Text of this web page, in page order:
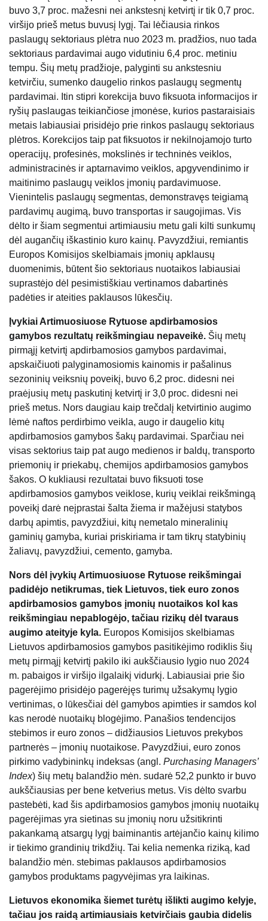
buvo 3,7 proc. mažesni nei ankstesnį ketvirtį ir tik 0,7 proc.
viršijo prieš metus buvusį lygį. Tai lėčiausia rinkos
paslaugų sektoriaus plėtra nuo 2023 m. pradžios, nuo tada
sektoriaus pardavimai augo vidutiniu 6,4 proc. metiniu
tempu. Šių metų pradžioje, palyginti su ankstesniu
ketvirčiu, sumenko daugelio rinkos paslaugų segmentų
pardavimai. Itin stipri korekcija buvo fiksuota informacijos ir
ryšių paslaugas teikiančiose įmonėse, kurios pastaraisiais
metais labiausiai prisidėjo prie rinkos paslaugų sektoriaus
plėtros. Korekcijos taip pat fiksuotos ir nekilnojamojo turto
operacijų, profesinės, mokslinės ir techninės veiklos,
administracinės ir aptarnavimo veiklos, apgyvendinimo ir
maitinimo paslaugų veiklos įmonių pardavimuose.
Vienintelis paslaugų segmentas, demonstravęs teigiamą
pardavimų augimą, buvo transportas ir saugojimas. Vis
dėlto ir šiam segmentui artimiausiu metu gali kilti sunkumų
dėl augančių iškastinio kuro kainų. Pavyzdžiui, remiantis
Europos Komisijos skelbiamais įmonių apklausų
duomenimis, būtent šio sektoriaus nuotaikos labiausiai
suprastėjo dėl pesimistiškiau vertinamos dabartinės
padėties ir ateities paklausos lūkesčių.
Įvykiai Artimuosiuose Rytuose apdirbamosios
gamybos rezultatų reikšmingiau nepaveikė. Šių metų
pirmąjį ketvirtį apdirbamosios gamybos pardavimai,
apskaičiuoti palyginamosiomis kainomis ir pašalinus
sezoninių veiksnių poveikį, buvo 6,2 proc. didesni nei
praėjusių metų paskutinį ketvirtį ir 3,0 proc. didesni nei
prieš metus. Nors daugiau kaip trečdalį ketvirtinio augimo
lėmė naftos perdirbimo veikla, augo ir daugelio kitų
apdirbamosios gamybos šakų pardavimai. Sparčiau nei
visas sektorius taip pat augo medienos ir baldų, transporto
priemonių ir priekabų, chemijos apdirbamosios gamybos
šakos. O kukliausi rezultatai buvo fiksuoti tose
apdirbamosios gamybos veiklose, kurių veiklai reikšmingą
poveikį darė neįprastai šalta žiema ir mažėjusi statybos
darbų apimtis, pavyzdžiui, kitų nemetalo mineralinių
gaminių gamyba, kuriai priskiriama ir tam tikrų statybinių
žaliavų, pavyzdžiui, cemento, gamyba.
Nors dėl įvykių Artimuosiuose Rytuose reikšmingai
padidėjo netikrumas, tiek Lietuvos, tiek euro zonos
apdirbamosios gamybos įmonių nuotaikos kol kas
reikšmingiau nepablogėjo, tačiau rizikų dėl tvaraus
augimo ateityje kyla. Europos Komisijos skelbiamas
Lietuvos apdirbamosios gamybos pasitikėjimo rodiklis šių
metų pirmąjį ketvirtį pakilo iki aukščiausio lygio nuo 2024
m. pabaigos ir viršijo ilgalaikį vidurkį. Labiausiai prie šio
pagerėjimo prisidėjo pagerėjęs turimų užsakymų lygio
vertinimas, o lūkesčiai dėl gamybos apimties ir samdos kol
kas nerodė nuotaikų blogėjimo. Panašios tendencijos
stebimos ir euro zonos – didžiausios Lietuvos prekybos
partnerės – įmonių nuotaikose. Pavyzdžiui, euro zonos
pirkimo vadybininkų indeksas (angl. Purchasing Managers’
Index) šių metų balandžio mėn. sudarė 52,2 punkto ir buvo
aukščiausias per bene ketverius metus. Vis dėlto svarbu
pastebėti, kad šis apdirbamosios gamybos įmonių nuotaikų
pagerėjimas yra sietinas su įmonių noru užsitikrinti
pakankamą atsargų lygį baiminantis artėjančio kainų kilimo
ir tiekimo grandinių trikdžių. Tai kelia nemenka riziką, kad
balandžio mėn. stebimas paklausos apdirbamosios
gamybos produktams pagyvėjimas yra laikinas.
Lietuvos ekonomika šiemet turėtų išlikti augimo kelyje,
tačiau jos raidą artimiausiais ketvirčiais gaubia didelis